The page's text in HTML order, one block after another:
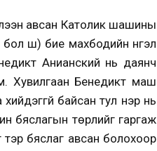
авсан Католик шашины
шүү) бие махбодийн нүгэл
Анианский нь даянч
Хувилгаан Бенедикт маш
байсан тул үнэр нь
бяслагын төрлийг гаргаж
тэр бяслаг авсан болохоор